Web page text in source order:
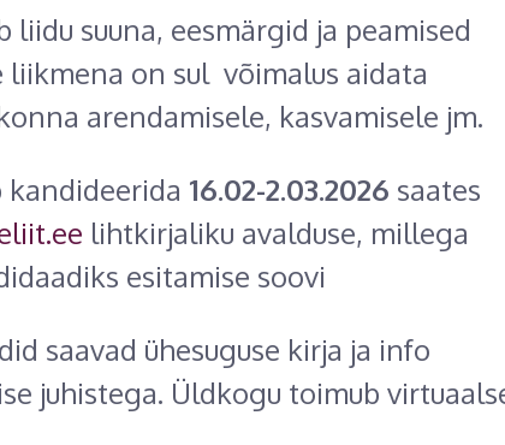
suuna, eesmärgid ja peamised
liikmena on sul võimalus aidata
arendamisele, kasvamisele jm.
16.02-2.03.2026 saates
lihtkirjaliku avalduse, millega
esitamise soovi
saavad ühesuguse kirja ja info
juhistega. Üldkogu toimub